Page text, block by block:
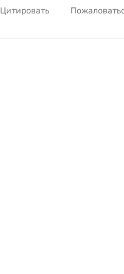
Цитировать